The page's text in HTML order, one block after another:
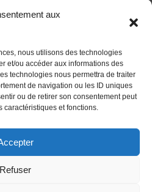
aux
nous utilisons des technologies
et/ou accéder aux informations des
technologies nous permettra de traiter
de navigation ou les ID uniques
ou de retirer son consentement peut
caractéristiques et fonctions.
Refuser